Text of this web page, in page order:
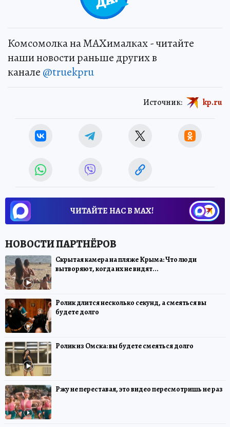
Комсомолка на MAXималках - читайте
наши новости раньше других в
канале @truekpru
Источник: kp.ru
ЧИТАЙТЕ НАС В МАХ!
Скрытая камера на пляже Крыма: Что люди
вытворяют, когда их не видят...
Ролик длится несколько секунд, а смеяться вы
будете долго
Ролик из Омска: вы будете смеяться долго
Ржу не переставая, это видео пересмотришь не раз